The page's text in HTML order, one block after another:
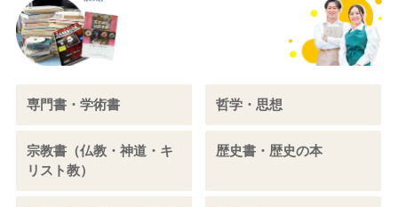
専門書・学術書 哲学・思想
宗教書（仏教・神道・キ
リスト教）
歴史書・歴史の本